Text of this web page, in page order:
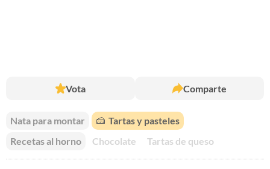
Vota Comparte
Nata para montar 🍰 Tartas y pasteles
Recetas al horno
Chocolate Tartas de queso